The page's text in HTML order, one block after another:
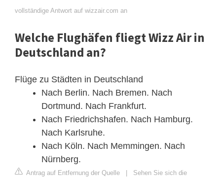
vollständige Antwort auf wizzair.com an
Welche Flughäfen fliegt Wizz Air in
Deutschland an?
Flüge zu Städten in Deutschland
Nach Berlin. Nach Bremen. Nach
Dortmund. Nach Frankfurt.
Nach Friedrichshafen. Nach Hamburg.
Nach Karlsruhe.
Nach Köln. Nach Memmingen. Nach
Nürnberg.
Antrag auf Entfernung der Quelle | Sehen Sie sich die